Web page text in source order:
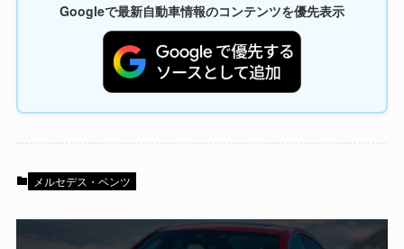
Googleで最新自動車情報のコンテンツを優先表示
メルセデス・ベンツ